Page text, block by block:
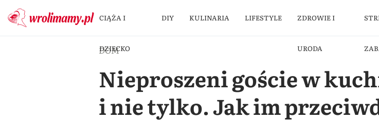
CIĄŻA I
DZIECKO
DIY KULINARIA LIFESTYLE ZDROWIE I
URODA
DOM
Nieproszeni goście w
i nie tylko. Jak im